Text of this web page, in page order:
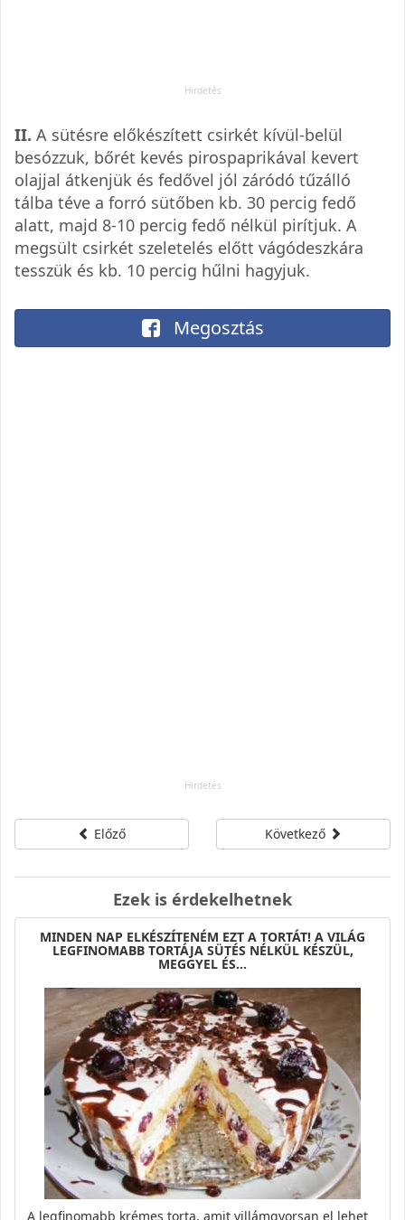
II. A sütésre előkészített csirkét kívül-belül
besózzuk, bőrét kevés pirospaprikával kevert
olajjal átkenjük és fedővel jól záródó tűzálló
tálba téve a forró sütőben kb. 30 percig fedő
alatt, majd 8-10 percig fedő nélkül pirítjuk. A
megsült csirkét szeletelés előtt vágódeszkára
tesszük és kb. 10 percig hűlni hagyjuk.
Megosztás
Előző Következő
Ezek is érdekelhetnek
MINDEN NAP ELKÉSZÍTENÉM EZT A TORTÁT! A VILÁG
LEGFINOMABB TORTÁJA SÜTÉS NÉLKÜL KÉSZÜL,
MEGGYEL ÉS…
A legfinomabb krémes torta, amit villámgyorsan el lehet